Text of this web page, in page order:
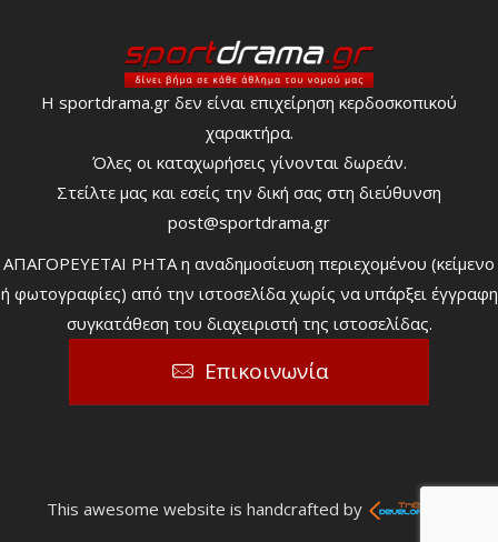
Η sportdrama.gr δεν είναι επιχείρηση κερδοσκοπικού
χαρακτήρα.
Όλες οι καταχωρήσεις γίνονται δωρεάν.
Στείλτε μας και εσείς την δική σας στη διεύθυνση
post@sportdrama.gr
ΑΠΑΓΟΡΕΥΕΤΑΙ ΡΗΤΑ η αναδημοσίευση περιεχομένου (κείμενο
ή φωτογραφίες) από την ιστοσελίδα χωρίς να υπάρξει έγγραφη
συγκατάθεση του διαχειριστή της ιστοσελίδας.
Επικοινωνία
This awesome website is handcrafted by